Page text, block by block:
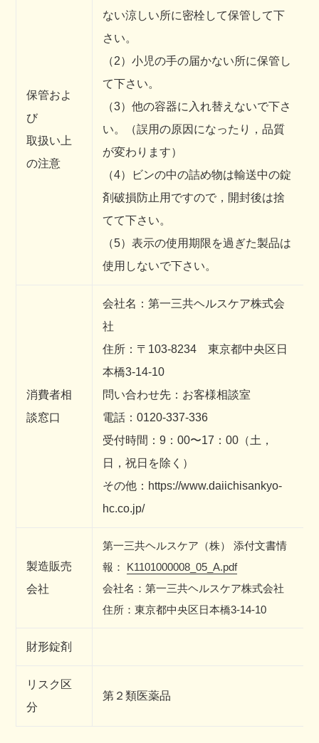
保管およ
び
取扱い上
の注意
ない涼しい所に密栓して保管して下
さい。
（2）小児の手の届かない所に保管し
て下さい。
（3）他の容器に入れ替えないで下さ
い。（誤用の原因になったり，品質
が変わります）
（4）ビンの中の詰め物は輸送中の錠
剤破損防止用ですので，開封後は捨
てて下さい。
（5）表示の使用期限を過ぎた製品は
使用しないで下さい。
消費者相
談窓口
会社名：第一三共ヘルスケア株式会
社
住所：〒103-8234 東京都中央区日
本橋3-14-10
問い合わせ先：お客様相談室
電話：0120-337-336
受付時間：9：00〜17：00（土，
日，祝日を除く）
その他：https://www.daiichisankyo-
hc.co.jp/
製造販売
会社
第一三共ヘルスケア（株）
添付文書情
報： K1101000008_05_A.pdf
会社名：第一三共ヘルスケア株式会社
住所：東京都中央区日本橋3-14-10
財形錠剤
リスク区
分
第２類医薬品